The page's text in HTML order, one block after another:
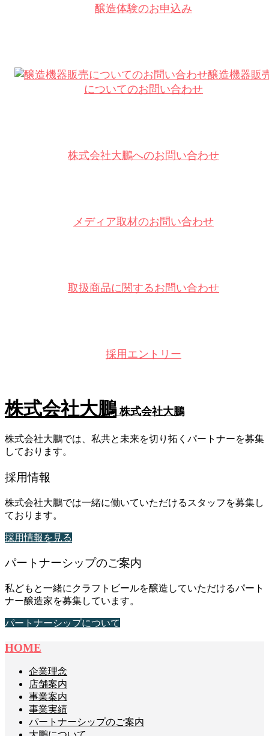
醸造体験のお申込み
醸造機器販
についてのお問い合わせ
株式会社大鵬へのお問い合わせ
メディア取材のお問い合わせ
取扱商品に関するお問い合わせ
採用エントリー
株式会社大鵬 株式会社大鵬
株式会社大鵬では、私共と未来を切り拓くパートナーを募集
しております。
採用情報
株式会社大鵬では一緒に働いていただけるスタッフを募集し
ております。
採用情報を見る
パートナーシップのご案内
私どもと一緒にクラフトビールを醸造していただけるパート
ナー醸造家を募集しています。
パートナーシップについて
HOME
企業理念
店舗案内
事業案内
事業実績
パートナーシップのご案内